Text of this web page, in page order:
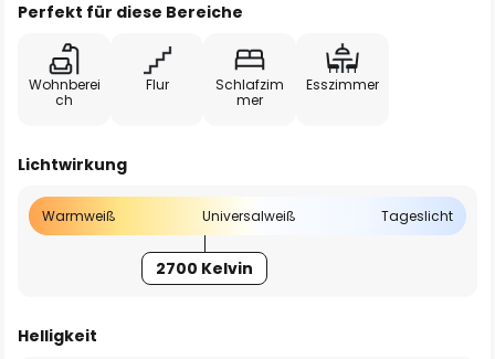
Perfekt für diese Bereiche
Wohnberei
ch
Flur
Schlafzim
mer
Esszimmer
Lichtwirkung
Warmweiß Universalweiß Tageslicht
2700 Kelvin
Helligkeit